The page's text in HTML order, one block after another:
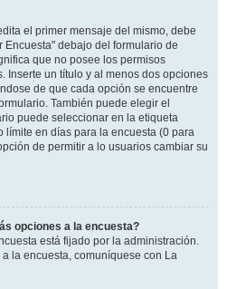
el primer mensaje del mismo, debe
Encuesta" debajo del formulario de
que no posee los permisos
Inserte un título y al menos dos opciones
de que cada opción se encuentre
También puede elegir el
puede seleccionar en la etiqueta
límite en días para la encuesta (0 para
de permitir a lo usuarios cambiar su
opciones a la encuesta?
está fijado por la administración.
la encuesta, comuníquese con La